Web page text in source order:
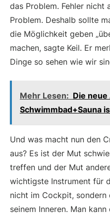
das Problem. Fehler nicht
Problem. Deshalb sollte
die Möglichkeit geben
machen, sagte Keil. Er
Dinge so sehen wie wir
Mehr Lesen: Die
Schwimmbad+Sauna
Und was macht nun den
aus? Es ist der Mut
treffen und der Mut
wichtigste Instrument für
nicht im Cockpit, sondern
seinem Inneren. Man